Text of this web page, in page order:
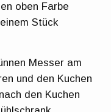
oben Farbe
Stück
Messer am
und den Kuchen
den Kuchen